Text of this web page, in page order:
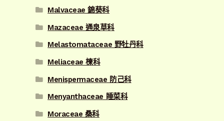
Malvaceae 錦葵科
Mazaceae 通泉草科
Melastomataceae 野牡丹科
Meliaceae 楝科
Menispermaceae 防己科
Menyanthaceae 睡菜科
Moraceae 桑科